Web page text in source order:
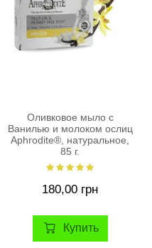
Оливковое мыло с
Ванилью и молоком ослиц
Aphrodite®, натуральное,
85 г.
180,00 грн
Купить